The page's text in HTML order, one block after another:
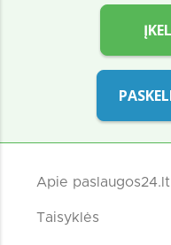
Apie paslaugos24.lt
Taisyklės